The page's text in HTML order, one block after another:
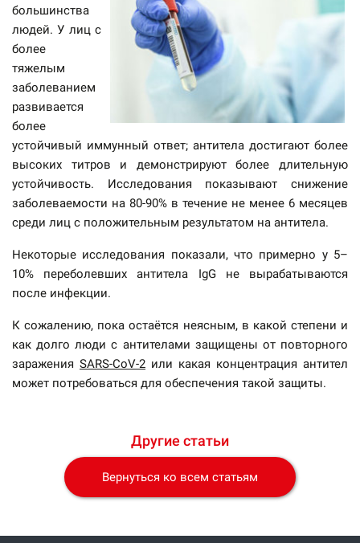
большинства
людей. У лиц с
более
тяжелым
заболеванием
развивается
более
устойчивый иммунный ответ; антитела достигают более
высоких титров и демонстрируют более длительную
устойчивость. Исследования показывают снижение
заболеваемости на 80-90% в течение не менее 6 месяцев
среди лиц с положительным результатом на антитела.
Некоторые исследования показали, что примерно у 5–
10% переболевших антитела IgG не вырабатываются
после инфекции.
К сожалению, пока остаётся неясным, в какой степени и
как долго люди с антителами защищены от повторного
заражения SARS-CoV-2 или какая концентрация антител
может потребоваться для обеспечения такой защиты.
Другие статьи
Вернуться ко всем статьям